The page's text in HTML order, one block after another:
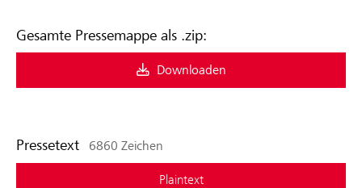
Gesamte Pressemappe als .zip:
Downloaden
Pressetext 6860 Zeichen
Plaintext